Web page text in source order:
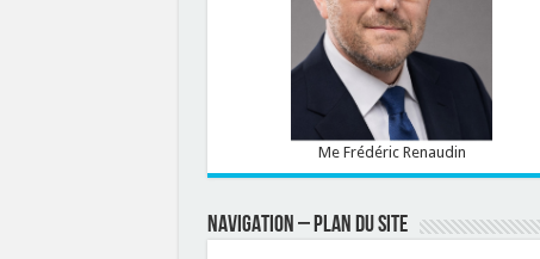
Me Frédéric Renaudin
NAVIGATION – PLAN DU SITE